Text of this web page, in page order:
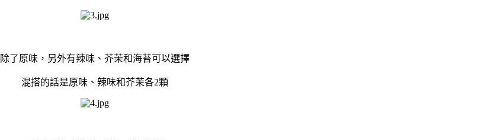
除了原味，另外有辣味、芥茉和海苔可以選擇
混搭的話是原味、辣味和芥茉各2顆